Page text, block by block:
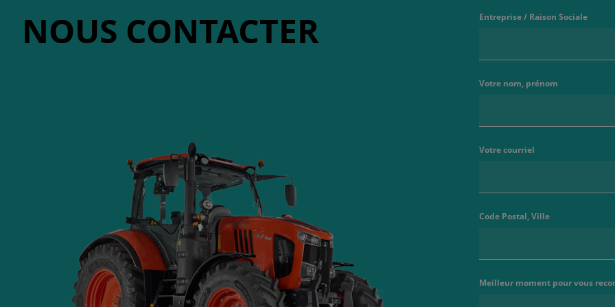
NOUS CONTACTER Entreprise / Raison Sociale
Votre nom, prénom
Votre courriel
Code Postal, Ville
Meilleur moment pour vous